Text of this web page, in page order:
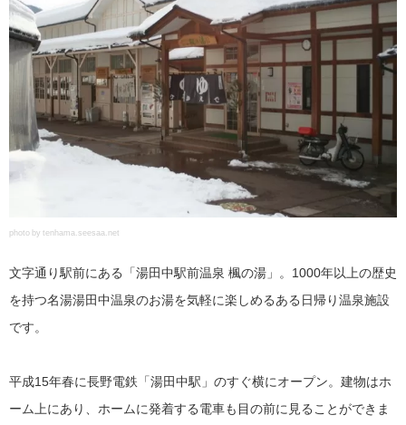
photo by tenhama.seesaa.net
文字通り駅前にある「湯田中駅前温泉 楓の湯」。1000年以上の歴史
を持つ名湯湯田中温泉のお湯を気軽に楽しめるある日帰り温泉施設
です。
平成15年春に長野電鉄「湯田中駅」のすぐ横にオープン。建物はホ
ーム上にあり、ホームに発着する電車も目の前に見ることができま